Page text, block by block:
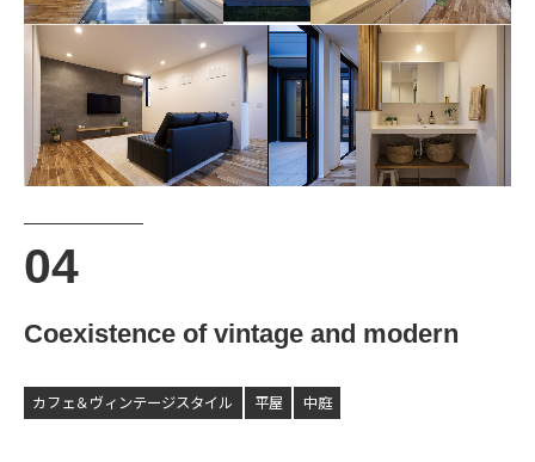
Coexistence of vintage and modern
カフェ＆ヴィンテージスタイル 平屋 中庭